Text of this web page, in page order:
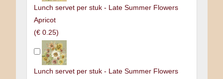
Lunch servet per stuk - Late Summer Flowers
Apricot
(€ 0.25)
Lunch servet per stuk - Late Summer Flowers